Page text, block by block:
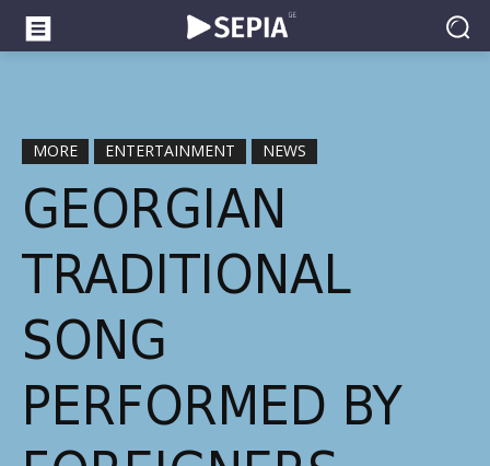
MORE ENTERTAINMENT NEWS
GEORGIAN
TRADITIONAL
SONG
PERFORMED BY